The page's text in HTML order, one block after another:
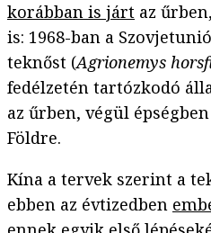
korábban is járt az
is: 1968-ban a
teknőst (Agrionemys
fedélzetén tartózkodó
az űrben, végül
Földre.
Kína a tervek szerint a
ebben az évtizedben